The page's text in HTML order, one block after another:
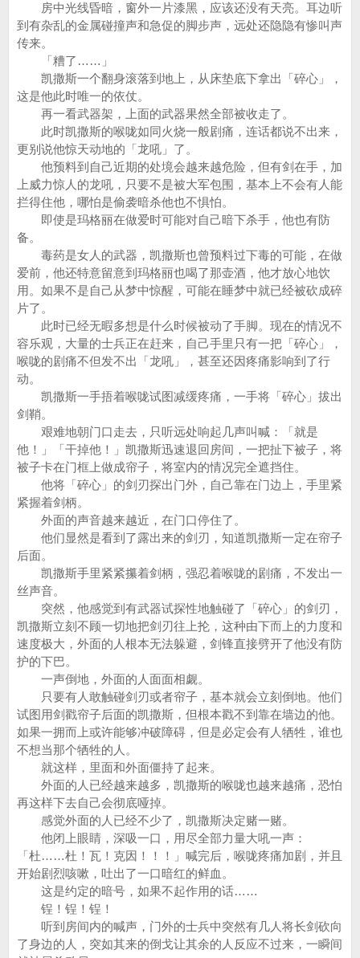
房中光线昏暗，窗外一片漆黑，应该还没有天亮。耳边听
到有杂乱的金属碰撞声和急促的脚步声，远处还隐隐有惨叫声
传来。
「糟了……」
凯撒斯一个翻身滚落到地上，从床垫底下拿出「碎心」，
这是他此时唯一的依仗。
再一看武器架，上面的武器果然全部被收走了。
此时凯撒斯的喉咙如同火烧一般剧痛，连话都说不出来，
更别说他惊天动地的「龙吼」了。
他预料到自己近期的处境会越来越危险，但有剑在手，加
上威力惊人的龙吼，只要不是被大军包围，基本上不会有人能
拦得住他，哪怕是偷袭暗杀他也不惧怕。
即使是玛格丽在做爱时可能对自己暗下杀手，他也有防
备。
毒药是女人的武器，凯撒斯也曾预料过下毒的可能，在做
爱前，他还特意留意到玛格丽也喝了那壶酒，他才放心地饮
用。如果不是自己从梦中惊醒，可能在睡梦中就已经被砍成碎
片了。
此时已经无暇多想是什么时候被动了手脚。现在的情况不
容乐观，大量的士兵正在赶来，自己手里只有一把「碎心」，
喉咙的剧痛不但发不出「龙吼」，甚至还因疼痛影响到了行
动。
凯撒斯一手捂着喉咙试图减缓疼痛，一手将「碎心」拔出
剑鞘。
艰难地朝门口走去，只听远处响起几声叫喊：「就是
他！」「干掉他！」凯撒斯迅速退回房间，一把扯下被子，将
被子卡在门框上做成帘子，将室内的情况完全遮挡住。
他将「碎心」的剑刃探出门外，自己靠在门边上，手里紧
紧握着剑柄。
外面的声音越来越近，在门口停住了。
他们显然是看到了露出来的剑刃，知道凯撒斯一定在帘子
后面。
凯撒斯手里紧紧攥着剑柄，强忍着喉咙的剧痛，不发出一
丝声音。
突然，他感觉到有武器试探性地触碰了「碎心」的剑刃，
凯撒斯立刻不顾一切地把剑刃往上抡，这种由下而上的力度和
速度极大，外面的人根本无法躲避，剑锋直接劈开了他没有防
护的下巴。
一声倒地，外面的人面面相觑。
只要有人敢触碰剑刃或者帘子，基本就会立刻倒地。他们
试图用剑戳帘子后面的凯撒斯，但根本戳不到靠在墙边的他。
如果一拥而上或许能够冲破障碍，但是必定会有人牺牲，谁也
不想当那个牺牲的人。
就这样，里面和外面僵持了起来。
外面的人已经越来越多，凯撒斯的喉咙也越来越痛，恐怕
再这样下去自己会彻底哑掉。
感觉外面的人已经不少了，凯撒斯决定赌一赌。
他闭上眼睛，深吸一口，用尽全部力量大吼一声：
「杜……杜！瓦！克因！！！」喊完后，喉咙疼痛加剧，并且
开始剧烈咳嗽，吐出了一口暗红的鲜血。
这是约定的暗号，如果不起作用的话……
锃！锃！锃！
听到房间内的喊声，门外的士兵中突然有几人将长剑砍向
了身边的人，突如其来的倒戈让其余的人反应不过来，一瞬间